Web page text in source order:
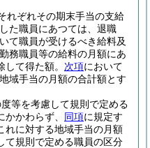
れぞれその期末手当の支給
た職員にあつては、退職
て職員が受けるべき給料及
務職員等の給料の月額にあ
て得た額。 次項において
域手当の月額の合計額とす
等を考慮して規則で定める
かかわらず、 同項に規定す
れに対する地域手当の月額
て規則で定める職員の区分